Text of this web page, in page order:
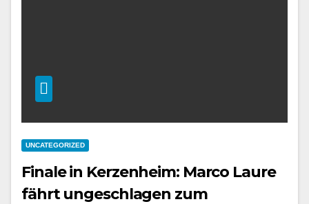
UNCATEGORIZED
Finale in Kerzenheim: Marco Laure
fährt ungeschlagen zum